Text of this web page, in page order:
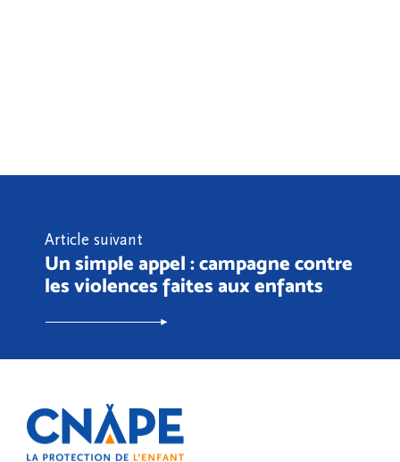
Article suivant
Un simple appel : campagne contre
les violences faites aux enfants